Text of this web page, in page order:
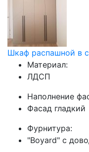
Шкаф распашной в
Материал:
ЛДСП
Наполнение
Фасад гладкий
Фурнитура:
"Boyard" с